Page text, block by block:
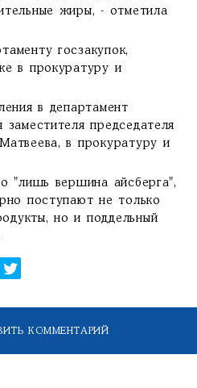
жиры, - отметила
госзакупок,
в прокуратуру и
в департамент
заместителя председателя
в прокуратуру и
"лишь вершина айсберга",
поступают не только
но и поддельный
КОММЕНТАРИЙ